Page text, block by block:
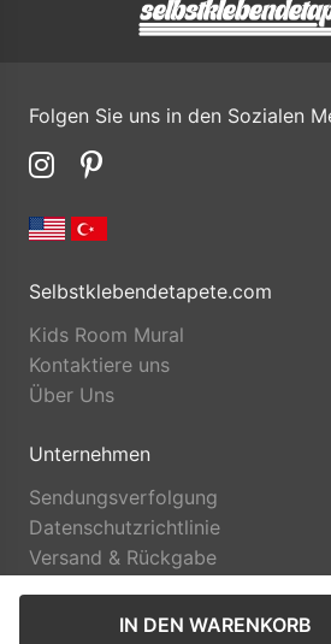
IN DEN WARENKORB
Folgen Sie uns in den Sozialen
Selbstklebendetapete.com
Kids Room Mural
Kontaktiere uns
Über Uns
Unternehmen
Sendungsverfolgung
Datenschutzrichtlinie
Versand & Rückgabe